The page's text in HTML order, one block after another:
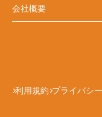
会社概要
利用規約 プライバシ